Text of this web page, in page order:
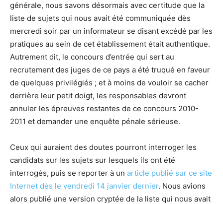
générale, nous savons désormais avec certitude que la
liste de sujets qui nous avait été communiquée dès
mercredi soir par un informateur se disant excédé par les
pratiques au sein de cet établissement était authentique.
Autrement dit, le concours d’entrée qui sert au
recrutement des juges de ce pays a été truqué en faveur
de quelques privilégiés ; et à moins de vouloir se cacher
derrière leur petit doigt, les responsables devront
annuler les épreuves restantes de ce concours 2010-
2011 et demander une enquête pénale sérieuse.
Ceux qui auraient des doutes pourront interroger les
candidats sur les sujets sur lesquels ils ont été
interrogés, puis se reporter à un article publié sur ce site
Internet dès le vendredi 14 janvier dernier. Nous avions
alors publié une version cryptée de la liste qui nous avait